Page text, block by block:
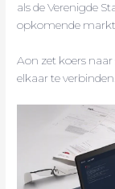
als de Verenigde
opkomende
Aon zet koers
elkaar te verbinden.